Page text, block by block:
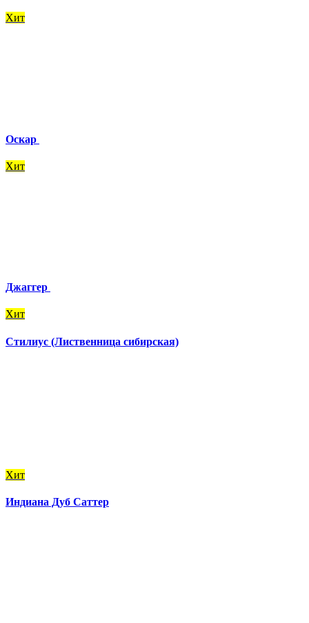
Хит
Оскар
Хит
Джаггер
Хит
Стилиус (Лиственница сибирская)
Хит
Индиана Дуб Саттер